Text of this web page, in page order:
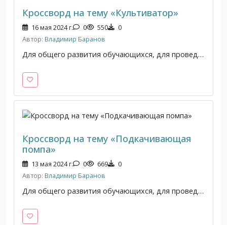
Кроссворд на тему «Культиватор»
16 мая 2024 г. 0 550 0
Автор: Владимир Баранов
Для общего развития обучающихся, для проведения внеклассных мероприятий, викторин, выполнения внеаудиторной самостоятельной работы.
Кроссворд на тему «Подкачивающая
помпа»
13 мая 2024 г. 0 669 0
Автор: Владимир Баранов
Для общего развития обучающихся, для проведения внеклассных мероприятий, викторин, выполнения внеаудиторной самостоятельной работы.